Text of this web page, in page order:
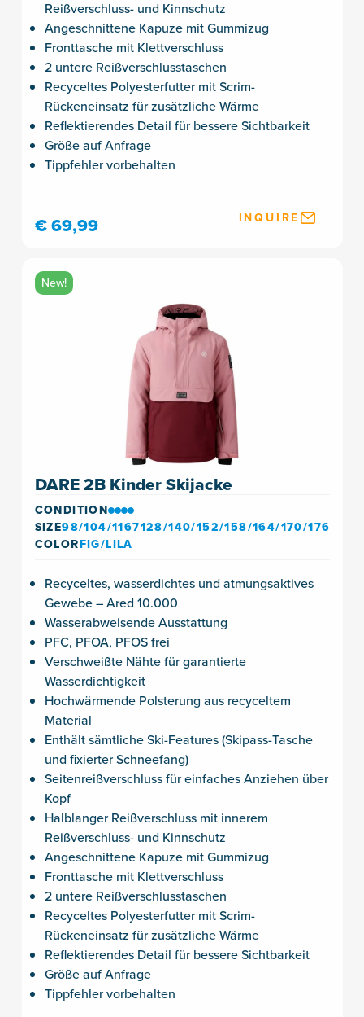
Reißverschluss- und Kinnschutz
Angeschnittene Kapuze mit Gummizug
Fronttasche mit Klettverschluss
2 untere Reißverschlusstaschen
Recyceltes Polyesterfutter mit Scrim-
Rückeneinsatz für zusätzliche Wärme
Reflektierendes Detail für bessere Sichtbarkeit
Größe auf Anfrage
Tippfehler vorbehalten
€ 69,99 INQUIRE
New!
DARE 2B Kinder Skijacke
CONDITION
SIZE98/104/1167128/140/152/158/164/170/176
COLORFIG/LILA
Recyceltes, wasserdichtes und atmungsaktives
Gewebe – Ared 10.000
Wasserabweisende Ausstattung
PFC, PFOA, PFOS frei
Verschweißte Nähte für garantierte
Wasserdichtigkeit
Hochwärmende Polsterung aus recyceltem
Material
Enthält sämtliche Ski-Features (Skipass-Tasche
und fixierter Schneefang)
Seitenreißverschluss für einfaches Anziehen über
Kopf
Halblanger Reißverschluss mit innerem
Reißverschluss- und Kinnschutz
Angeschnittene Kapuze mit Gummizug
Fronttasche mit Klettverschluss
2 untere Reißverschlusstaschen
Recyceltes Polyesterfutter mit Scrim-
Rückeneinsatz für zusätzliche Wärme
Reflektierendes Detail für bessere Sichtbarkeit
Größe auf Anfrage
Tippfehler vorbehalten